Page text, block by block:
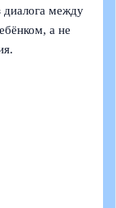
диалога между
а не